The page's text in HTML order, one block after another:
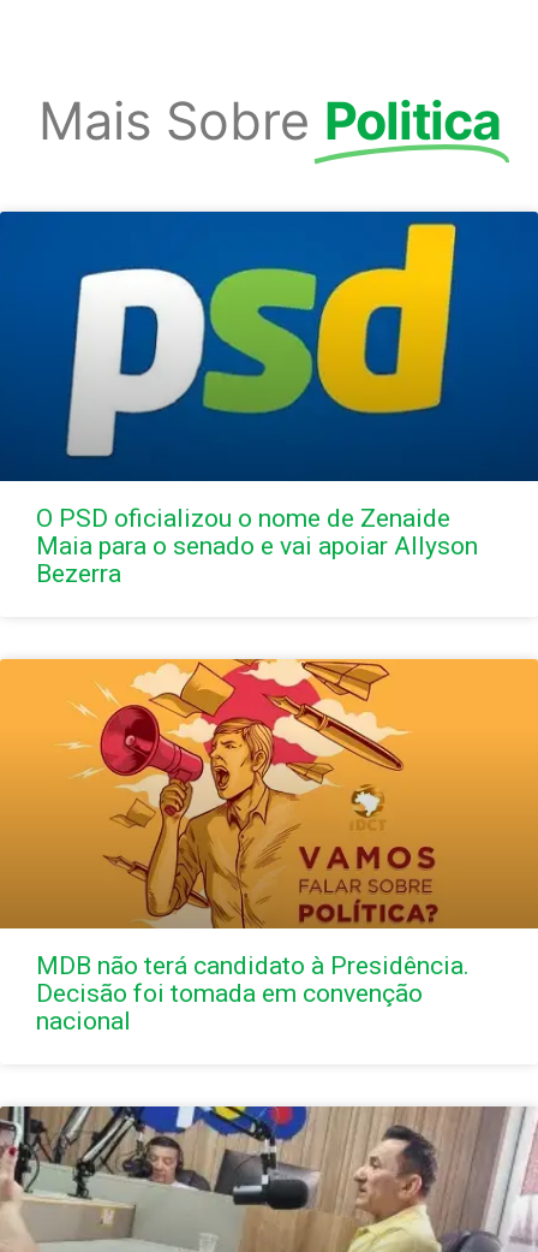
Mais Sobre Politica
O PSD oficializou o nome de Zenaide
Maia para o senado e vai apoiar Allyson
Bezerra
MDB não terá candidato à Presidência.
Decisão foi tomada em convenção
nacional